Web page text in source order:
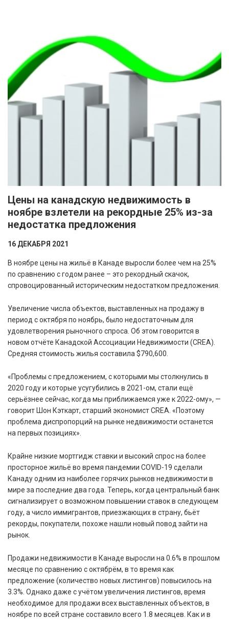
Цены на канадскую недвижимость в
ноябре взлетели на рекордные 25% из-за
недостатка предложения
16 ДЕКАБРЯ 2021
В ноябре цены на жильё в Канаде выросли более чем на 25%
по сравнению с годом ранее – это рекордный скачок,
спровоцированный историческим недостатком предложения.
Увеличение числа объектов, выставленных на продажу в
период с октября по ноябрь, было недостаточным для
удовлетворения рыночного спроса. Об этом говорится в
новом отчёте Канадской Ассоциации Недвижимости (CREA).
Средняя стоимость жилья составила $790,600.
«Проблемы с предложением, с которыми мы столкнулись в
2020 году и которые усугубились в 2021-ом, стали ещё
серьёзнее сейчас, когда мы приближаемся уже к 2022-ому», —
говорит Шон Кэткарт, старший экономист CREA. «Поэтому
проблема диспропорций на рынке недвижимости останется
на первых позициях».
Крайне низкие мортгидж ставки и высокий спрос на более
просторное жильё во время пандемии COVID-19 сделали
Канаду одним из наиболее горячих рынков недвижимости в
мире за последние два года. Теперь, когда центральный банк
сигнализирует о возможном повышении ставок в следующем
году, а число иммигрантов, приезжающих в страну, бьёт
рекорды, покупатели, похоже нашли новый повод зайти на
рынок.
Продажи недвижимости в Канаде выросли на 0.6% в прошлом
месяце по сравнению с октябрём, в то время как
предложение (количество новых листингов) повысилось на
3.3%. Однако даже с учётом увеличения листингов, время
необходимое для продажи всех выставленных объектов, в
ноябре по всей стране составило всего 1.8 месяцев. Как и в